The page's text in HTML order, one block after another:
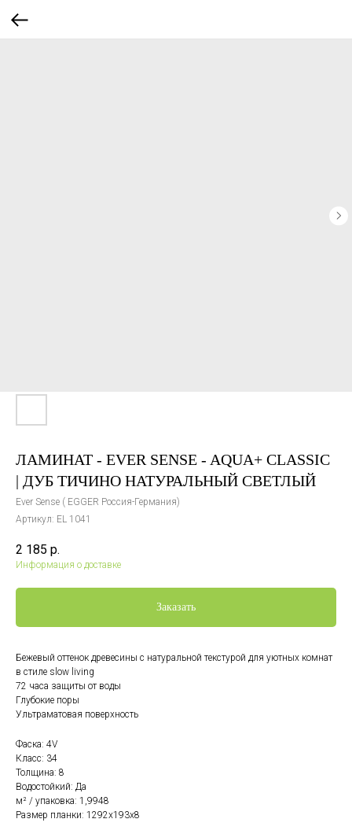
ЛАМИНАТ - EVER SENSE - AQUA+ CLASSIC
| ДУБ ТИЧИНО НАТУРАЛЬНЫЙ СВЕТЛЫЙ
Ever Sense ( EGGER Россия-Германия)
Артикул: EL 1041
2 185 р.
Информация о доставке
Заказать
Бежевый оттенок древесины с натуральной текстурой для уютных комнат
в стиле slow living
72 часа защиты от воды
Глубокие поры
Ультраматовая поверхность
Фаска: 4V
Класс: 34
Толщина: 8
Водостойкий: Да
м² / упаковка: 1,9948
Размер планки: 1292х193х8